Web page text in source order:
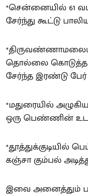
*சென்னையில் 61
சேர்ந்து கூட்டு
தொல்லை கொடுத்த
சேர்ந்த இரண்டு
*மதுரையில்
ஒரு பெண்ணின்
கஞ்சா கும்பல்
இவை அனைத்தும்